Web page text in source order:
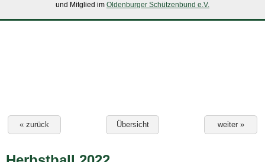
und Mitglied im Oldenburger Schützenbund e.V.
« zurück weiter »
Übersicht